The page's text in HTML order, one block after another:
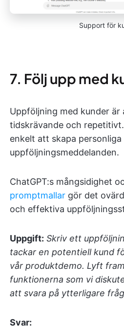
Support för
7. Följ upp med
Uppföljning med kunder
tidskrävande och
enkelt att skapa
uppföljningsmeddelanden.
ChatGPT:s mångsidighet
promptmallar gör det
och effektiva
Uppgift: Skriv ett
tackar en potentiell kund
vår produktdemo. Lyft
funktionerna som vi
att svara på ytterligare
Svar: